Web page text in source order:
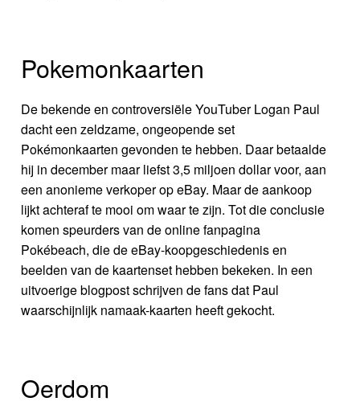
Pokemonkaarten
De bekende en controversiële YouTuber Logan Paul
dacht een zeldzame, ongeopende set
Pokémonkaarten gevonden te hebben. Daar betaalde
hij in december maar liefst 3,5 miljoen dollar voor, aan
een anonieme verkoper op eBay. Maar de aankoop
lijkt achteraf te mooi om waar te zijn. Tot die conclusie
komen speurders van de online fanpagina
Pokébeach, die de eBay-koopgeschiedenis en
beelden van de kaartenset hebben bekeken. In een
uitvoerige blogpost schrijven de fans dat Paul
waarschijnlijk namaak-kaarten heeft gekocht.
Oerdom